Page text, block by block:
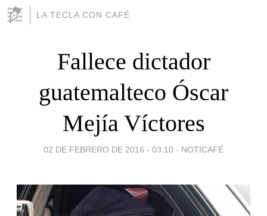
LA TECLA CON CAFÉ
Fallece dictador
guatemalteco Óscar
Mejía Víctores
02 DE FEBRERO DE 2016 - 03:10 - NOTICAFÉ